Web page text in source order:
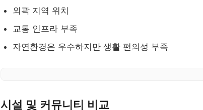
외곽 지역 위치
교통 인프라 부족
자연환경은 우수하지만 생활 편의성 부족
시설 및 커뮤니티 비교